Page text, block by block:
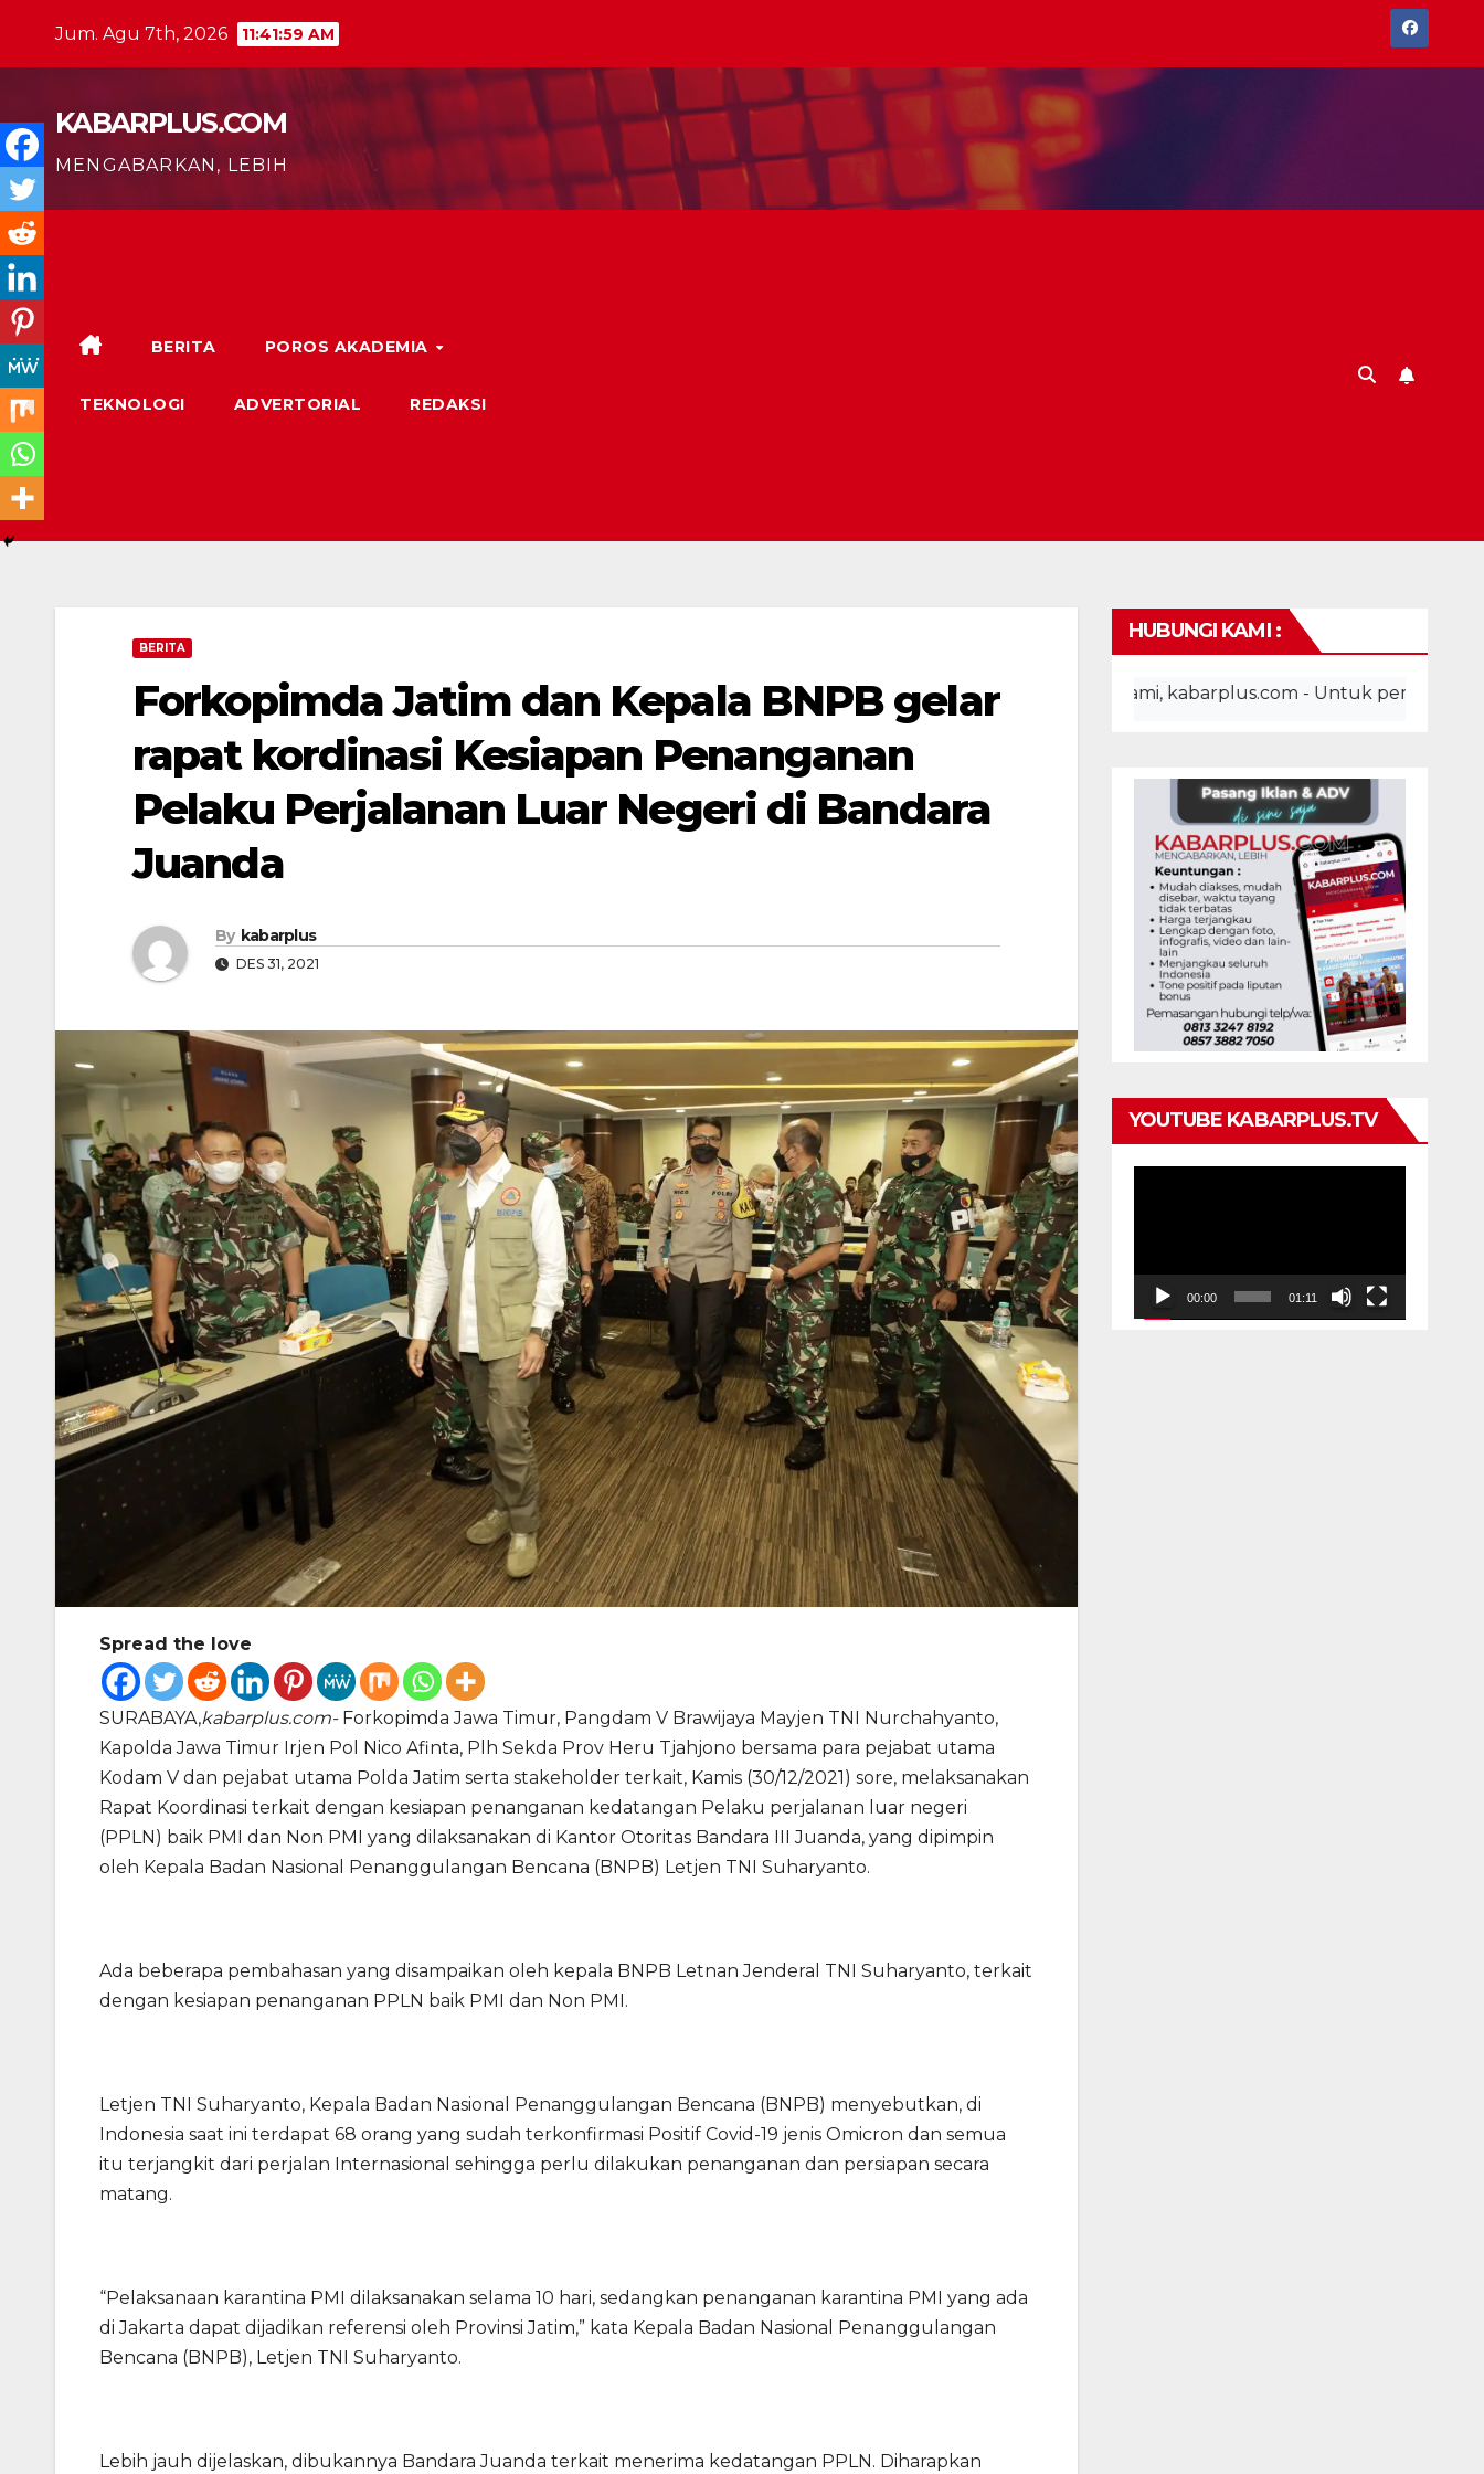
Jum. Agu 7th, 2026 11:42:00 AM
KABARPLUS.COM
MENGABARKAN, LEBIH
BERITA POROS AKADEMIA
TEKNOLOGI ADVERTORIAL REDAKSI
BERITA
Forkopimda Jatim dan Kepala BNPB gelar
rapat kordinasi Kesiapan Penanganan
Pelaku Perjalanan Luar Negeri di Bandara
Juanda
By kabarplus
DES 31, 2021
Spread the love
SURABAYA,kabarplus.com-Forkopimda Jawa Timur, Pangdam V Brawijaya Mayjen TNI Nurchahyanto,
Kapolda Jawa Timur Irjen Pol Nico Afinta, Plh Sekda Prov Heru Tjahjono bersama para pejabat utama
Kodam V dan pejabat utama Polda Jatim serta stakeholder terkait, Kamis (30/12/2021) sore, melaksanakan
Rapat Koordinasi terkait dengan kesiapan penanganan kedatangan Pelaku perjalanan luar negeri
(PPLN) baik PMI dan Non PMI yang dilaksanakan di Kantor Otoritas Bandara III Juanda, yang dipimpin
oleh Kepala Badan Nasional Penanggulangan Bencana (BNPB) Letjen TNI Suharyanto.
Ada beberapa pembahasan yang disampaikan oleh kepala BNPB Letnan Jenderal TNI Suharyanto, terkait
dengan kesiapan penanganan PPLN baik PMI dan Non PMI.
Letjen TNI Suharyanto, Kepala Badan Nasional Penanggulangan Bencana (BNPB) menyebutkan, di
Indonesia saat ini terdapat 68 orang yang sudah terkonfirmasi Positif Covid-19 jenis Omicron dan semua
itu terjangkit dari perjalan Internasional sehingga perlu dilakukan penanganan dan persiapan secara
matang.
“Pelaksanaan karantina PMI dilaksanakan selama 10 hari, sedangkan penanganan karantina PMI yang ada
di Jakarta dapat dijadikan referensi oleh Provinsi Jatim,” kata Kepala Badan Nasional Penanggulangan
Bencana (BNPB), Letjen TNI Suharyanto.
Lebih jauh dijelaskan, dibukannya Bandara Juanda terkait menerima kedatangan PPLN. Diharapkan
HUBUNGI KAMI :
Selamat datang di website kami, kabarplus.com - Untuk pemasangan iklan,
YOUTUBE KABARPLUS.TV
00:00 01:11